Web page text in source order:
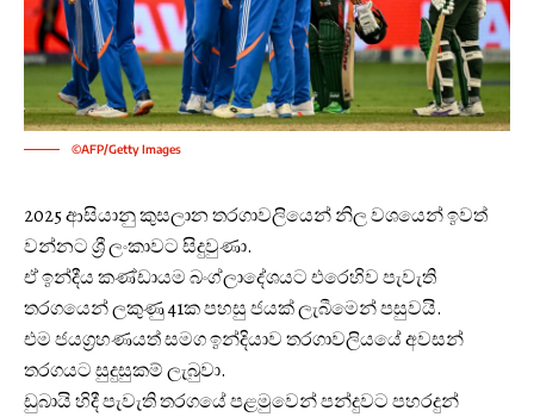
©AFP/Getty Images
2025 ආසියානු කුසලාන තරගාවලියෙන් නිල වශයෙන් ඉවත්
වන්නට ශ්‍රී ලංකාවට සිදුවුණා.
ඒ ඉන්දීය කණ්ඩායම බංග්ලාදේශයට එරෙහිව පැවැති
තරගයෙන් ලකුණු 41ක පහසු ජයක් ලැබීමෙන් පසුවයි.
එම ජයග්‍රහණයත් සමග ඉන්දියාව තරගාවලියයේ අවසන්
තරගයට සුදුසුකම් ලැබුවා.
ඩුබායි හිදී පැවැති තරගයේ පළමුවෙන් පන්දුවට පහරදුන්